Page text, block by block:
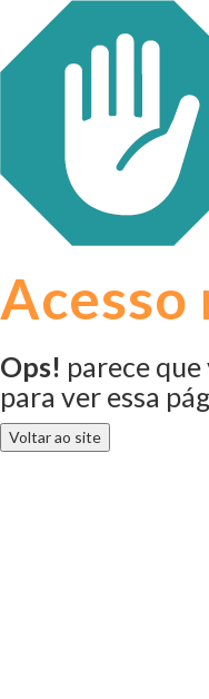
Acesso
Ops! parece
para ver essa
Voltar ao site